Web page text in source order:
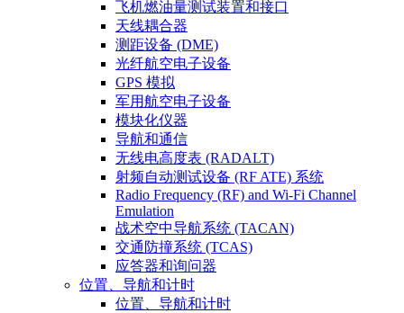
飞机燃油量测试装置和接口
天线耦合器
测距设备 (DME)
光纤航空电子设备
GPS 模拟
军用航空电子设备
模块化仪器
导航和通信
无线电高度表 (RADALT)
射频自动测试设备 (RF ATE) 系统
Radio Frequency (RF) and Wi-Fi Channel
Emulation
战术空中导航系统 (TACAN)
交通防撞系统 (TCAS)
应答器和询问器
位置、导航和计时
位置、导航和计时